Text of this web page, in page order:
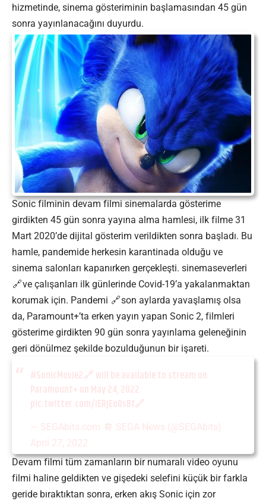
hizmetinde, sinema gösteriminin başlamasından 45 gün
sonra yayınlanacağını duyurdu.
Sonic filminin devam filmi sinemalarda gösterime
girdikten 45 gün sonra yayına alma hamlesi, ilk filme 31
Mart 2020’de dijital gösterim verildikten sonra başladı. Bu
hamle, pandemide herkesin karantinada olduğu ve
sinema salonları kapanırken gerçekleşti. sinemaseverleri
ve çalışanları ilk günlerinde Covid-19’a yakalanmaktan
korumak için. Pandemi
son aylarda yavaşlamış olsa
da, Paramount+’ta erken yayın yapan Sonic 2, filmleri
gösterime girdikten 90 gün sonra yayınlama geleneğinin
geri dönülmez şekilde bozulduğunun bir işareti.
#SonicMovie2
will be available to stream on
Paramount+ on May 24, 2022.
pic.twitter.com/iERjEoOsBf
— SEGAbits.com
SEGA News (@SEGAbits)
April 27, 2022
Devam filmi tüm zamanların bir numaralı video oyunu
filmi haline geldikten ve gişedeki selefini küçük bir farkla
geride bıraktıktan sonra, erken akış Sonic için zor